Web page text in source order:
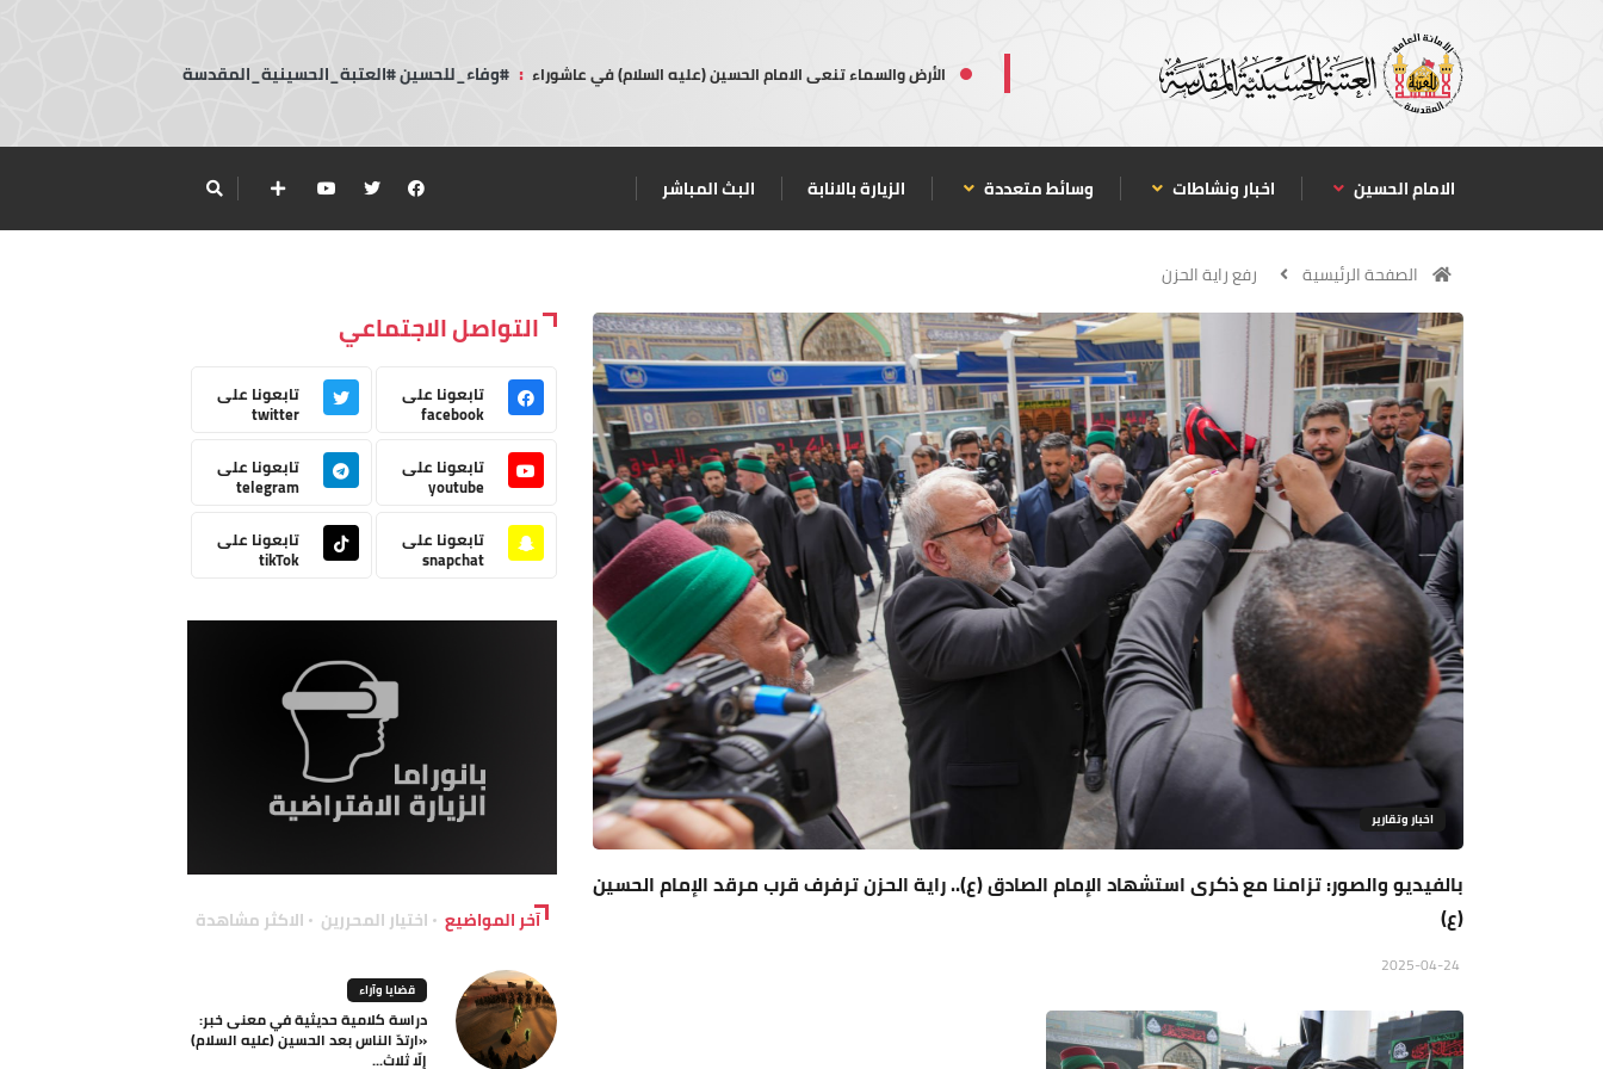
الأرض والسماء تنعى الامام الحسين (عليه السلام) في عاشوراء : #وفاء_للحسين #العتبة_الحسينية_المقدسة
الامام الحسين اخبار ونشاطات وسائط متعددة الزيارة بالانابة البث المباشر
الصفحة الرئيسية رفع راية الحزن
اخبار وتقارير
بالفيديو والصور: تزامنا مع ذكرى استشهاد الإمام الصادق (ع).. راية الحزن ترفرف قرب مرقد الإمام الحسين
(ع)
التواصل الاجتماعي
تابعونا على
facebook
تابعونا على
twitter
تابعونا على
youtube
تابعونا على
telegram
تابعونا على
snapchat
تابعونا على
tikTok
آخر المواضيع اختيار المحررين الاكثر مشاهدة
قضايا وآراء
دراسة كلامية حديثية في معنى خبر:
«ارتدّ الناس بعد الحسين (عليه السلام)
إلّا ثلاث...